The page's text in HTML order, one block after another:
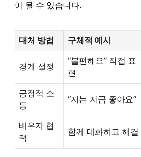
이 될 수 있습니다.
대처 방법 구체적 예시
경계 설정
“불편해요” 직접 표
현
긍정적 소
통
“저는 지금 좋아요”
배우자 협
력
함께 대화하고 해결